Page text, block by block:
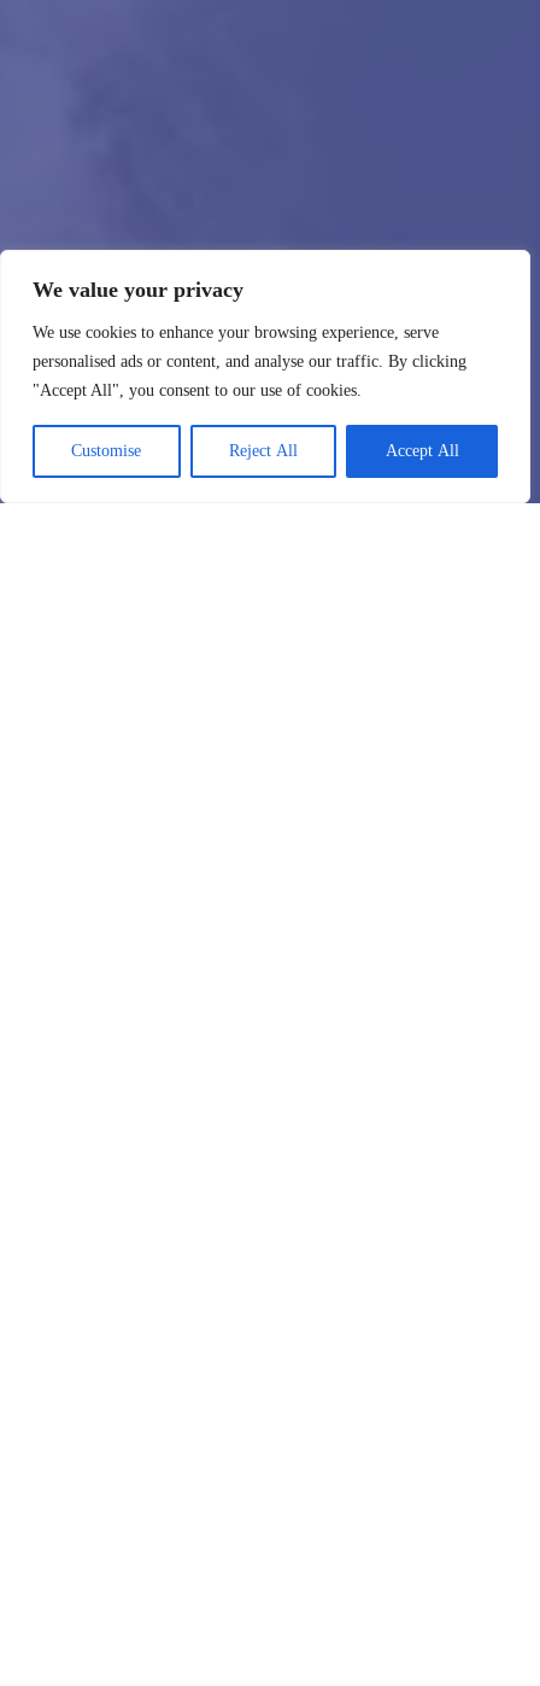
We value your privacy
We use cookies to enhance your browsing experience, serve
personalised ads or content, and analyse our traffic. By clicking
"Accept All", you consent to our use of cookies.
Customise Reject All Accept All